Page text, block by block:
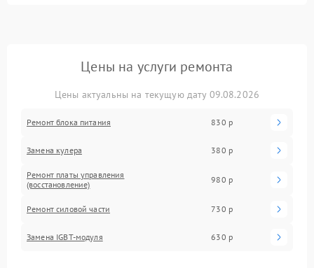
Цены на услуги ремонта
Цены актуальны на текущую дату 09.08.2026
Ремонт блока питания 830 р
Замена кулера 380 р
Ремонт платы управления
(восстановление)
980 р
Ремонт силовой части 730 р
Замена IGBT-модуля 630 р